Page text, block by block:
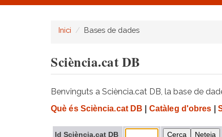
Inici Bases de dades
Sciència.cat DB
Benvinguts a Sciència.cat DB, la base de
Què és Sciència.cat DB Catàleg d'obres
Id Sciència.cat DB